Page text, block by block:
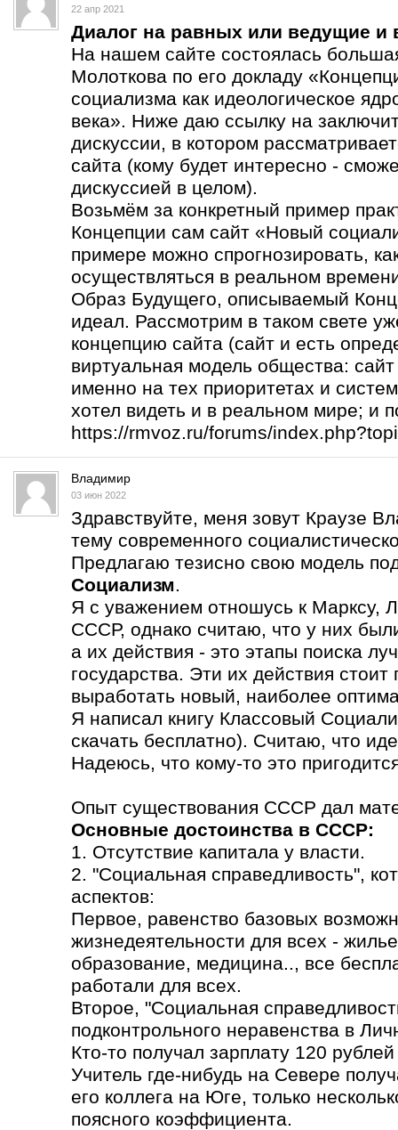
22 апр 2021
Диалог на равных или ведущие и
На нашем сайте состоялась
Молоткова по его докладу
социализма как идеологическое
века». Ниже даю ссылку на
дискуссии, в котором
сайта (кому будет интересно -
дискуссией в целом).
Возьмём за конкретный пример
Концепции сам сайт «Новый
примере можно спрогнозировать,
осуществляться в реальном
Образ Будущего, описываемый
идеал. Рассмотрим в таком свете
концепцию сайта (сайт и есть
виртуальная модель общества:
именно на тех приоритетах и
хотел видеть и в реальном мире; и
https://rmvoz.ru/forums/
Владимир
03 июн 2022
Здравствуйте, меня зовут Краузе
тему современного
Предлагаю тезисно свою модель
Социализм.
Я с уважением отношусь к Марксу,
СССР, однако считаю, что у них
а их действия - это этапы поиска
государства. Эти их действия
выработать новый, наиболее
Я написал книгу Классовый
скачать бесплатно). Считаю, что
Надеюсь, что кому-то это
Опыт существования СССР дал
Основные достоинства в СССР:
1. Отсутствие капитала у власти.
2. "Социальная справедливость",
аспектов:
Первое, равенство базовых
жизнедеятельности для всех -
образование, медицина.., все
работали для всех.
Второе, "Социальная
подконтрольного неравенства в
Кто-то получал зарплату 120
Учитель где-нибудь на Севере
его коллега на Юге, только
поясного коэффициента.